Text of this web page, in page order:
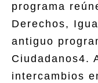
programa
Derechos,
antiguo
Ciudadanos4.
intercambios